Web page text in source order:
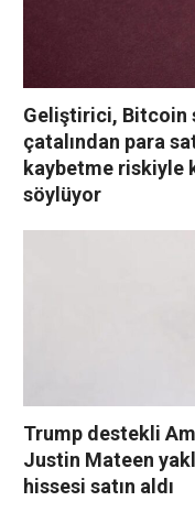
Geliştirici, Bitcoin
çatalından para
kaybetme riskiyle
söylüyor
Trump destekli
Justin Mateen
hissesi satın aldı